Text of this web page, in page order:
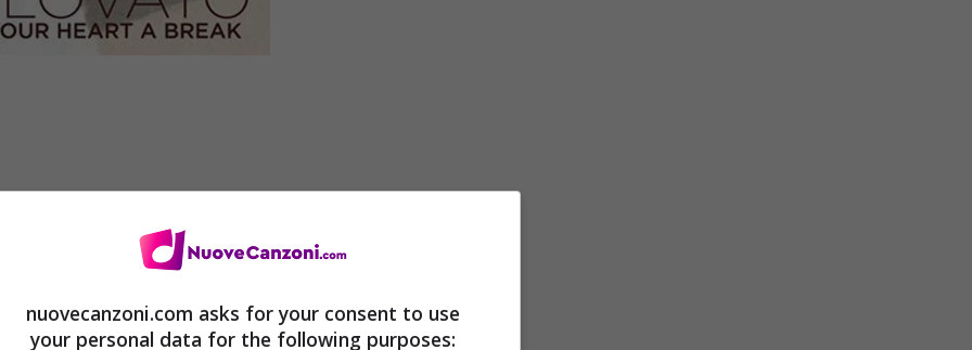
nuovecanzoni.com asks for your consent to use
your personal data for the following purposes: